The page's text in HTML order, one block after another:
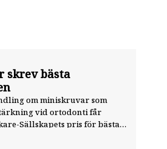
skrev bästa
om miniskruvar som
vid ortodonti får
Sällskapets pris för bästa